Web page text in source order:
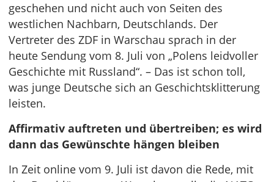
geschehen und nicht auch von Seiten des
westlichen Nachbarn, Deutschlands. Der
Vertreter des ZDF in Warschau sprach in der
heute Sendung vom 8. Juli von „Polens leidvoller
Geschichte mit Russland“. – Das ist schon toll,
was junge Deutsche sich an Geschichtsklitterung
leisten.
Affirmativ auftreten und übertreiben; es wird
dann das Gewünschte hängen bleiben
In Zeit online vom 9. Juli ist davon die Rede, mit